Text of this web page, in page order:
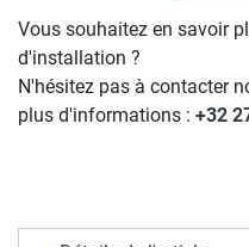
Vous souhaitez en savoir
d'installation ?
N'hésitez pas à contacter
plus d'informations : +32